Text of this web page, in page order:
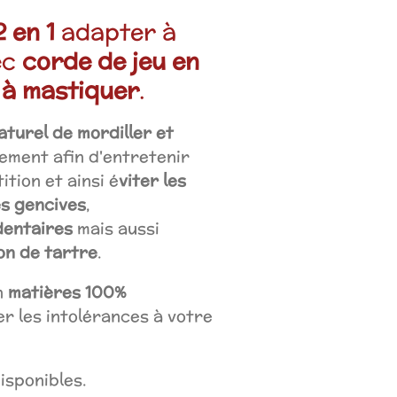
1 adapter à
corde de jeu en
mastiquer.
de mordiller et
afin d'entretenir
et ainsi éviter les
gencives,
mais aussi
de tartre.
matières 100%
les intolérances à votre